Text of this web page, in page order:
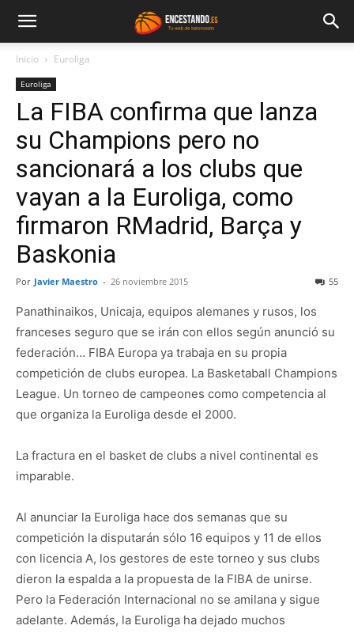
Inicio Euroliga
Euroliga
La FIBA confirma que lanza
su Champions pero no
sancionará a los clubs que
vayan a la Euroliga, como
firmaron RMadrid, Barça y
Baskonia
Por Javier Maestro - 26 noviembre 2015 55
Panathinaikos, Unicaja, equipos alemanes y rusos, los
franceses seguro que se irán con ellos según anunció su
federación… FIBA Europa ya trabaja en su propia
competición de clubs europea. La Basketaball Champions
League. Un torneo de campeones como competencia al
que organiza la Euroliga desde el 2000.
La fractura en el basket de clubs a nivel continental es
imparable.
Al anunciar la Euroliga hace dos semanas que su
competición la disputarán sólo 16 equipos y 11 de ellos
con licencia A, los gestores de este torneo y sus clubs
dieron la espalda a la propuesta de la FIBA de unirse.
Pero la Federación Internacional no se amilana y sigue
adelante. Además, la Euroliga ha dejado muchos